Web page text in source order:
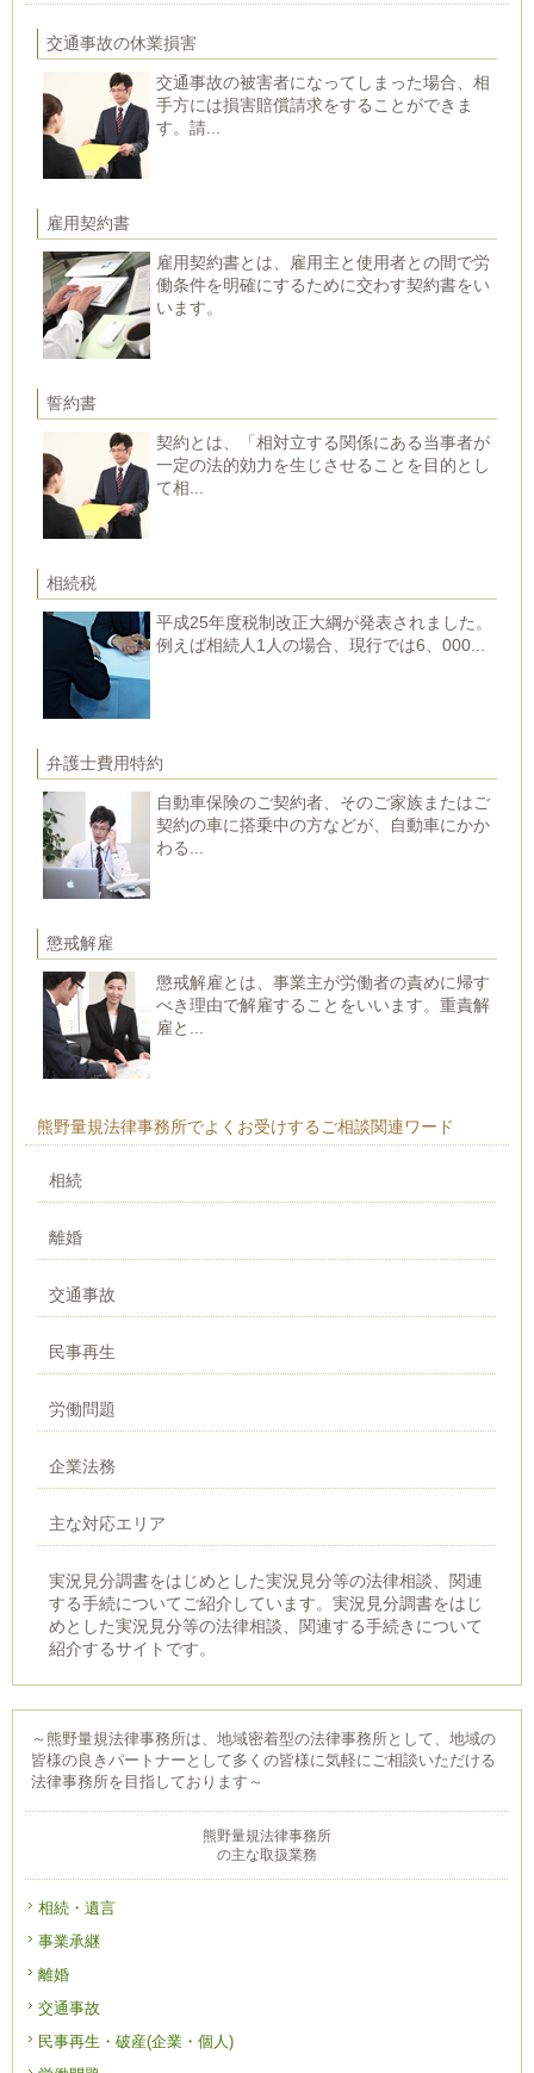
～熊野量規法律事務所は、地域密着型の法律事務所として、地域の
皆様の良きパートナーとして多くの皆様に気軽にご相談いただける
法律事務所を目指しております～
熊野量規法律事務所
の主な取扱業務
相続・遺言
事業承継
離婚
交通事故
民事再生・破産(企業・個人)
交通事故の休業損害
交通事故の被害者になってしまった場合、相
手方には損害賠償請求をすることができま
す。請...
雇用契約書
雇用契約書とは、雇用主と使用者との間で労
働条件を明確にするために交わす契約書をい
います。
誓約書
契約とは、「相対立する関係にある当事者が
一定の法的効力を生じさせることを目的とし
て相...
相続税
平成25年度税制改正大綱が発表されました。
例えば相続人1人の場合、現行では6、000...
弁護士費用特約
自動車保険のご契約者、そのご家族またはご
契約の車に搭乗中の方などが、自動車にかか
わる...
懲戒解雇
懲戒解雇とは、事業主が労働者の責めに帰す
べき理由で解雇することをいいます。重責解
雇と...
熊野量規法律事務所でよくお受けするご相談関連ワード
相続
離婚
交通事故
民事再生
労働問題
企業法務
主な対応エリア
実況見分調書をはじめとした実況見分等の法律相談、関連
する手続についてご紹介しています。実況見分調書をはじ
めとした実況見分等の法律相談、関連する手続きについて
紹介するサイトです。